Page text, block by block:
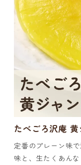
たべごろ沢庵
定番のプレーン味
味と、生たくあん